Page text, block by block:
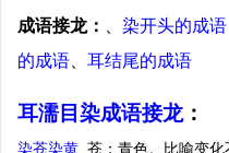
成语接龙： 染开头的成语
的成语
耳结尾的成语
耳濡目染成语接龙：
染苍染黄 苍：青色。比喻变化